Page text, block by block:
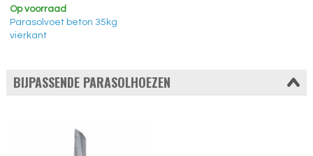
Op voorraad
Parasolvoet beton 35kg
vierkant
BIJPASSENDE PARASOLHOEZEN